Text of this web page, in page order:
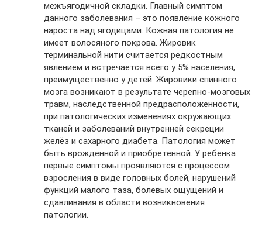
межъягодичной складки. Главный симптом
данного заболевания – это появление кожного
нароста над ягодицами. Кожная патология не
имеет волосяного покрова. Жировик
терминальной нити считается редкостным
явлением и встречается всего у 5% населения,
преимущественно у детей. Жировики спинного
мозга возникают в результате черепно-мозговых
травм, наследственной предрасположенности,
при патологических изменениях окружающих
тканей и заболеваний внутренней секреции
желёз и сахарного диабета. Патология может
быть врождённой и приобретенной. У ребёнка
первые симптомы проявляются с процессом
взросления в виде головных болей, нарушений
функций малого таза, болевых ощущений и
сдавливания в области возникновения
патологии.